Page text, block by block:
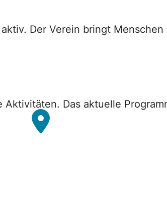
Der Verein bringt
Das aktuelle